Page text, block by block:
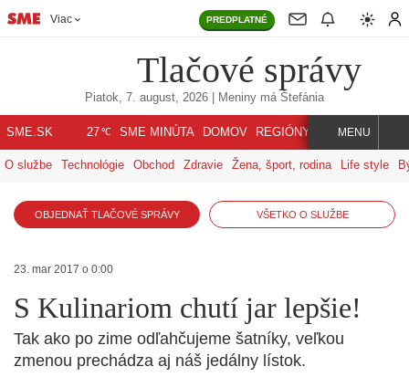
Viac PREDPLATNÉ
Tlačové správy
Piatok, 7. august, 2026 | Meniny má Štefánia
SME.SK 27℃ SME MINÚTA DOMOV REGIÓNY INDEX SVET
MENU
O službe Technológie Obchod Zdravie Žena, šport, rodina Life style
OBJEDNAŤ TLAČOVÉ SPRÁVY VŠETKO O SLUŽBE
23. mar 2017 o 0:00
S Kulinariom chutí jar lepšie!
Tak ako po zime odľahčujeme šatníky, veľkou
zmenou prechádza aj náš jedálny lístok.